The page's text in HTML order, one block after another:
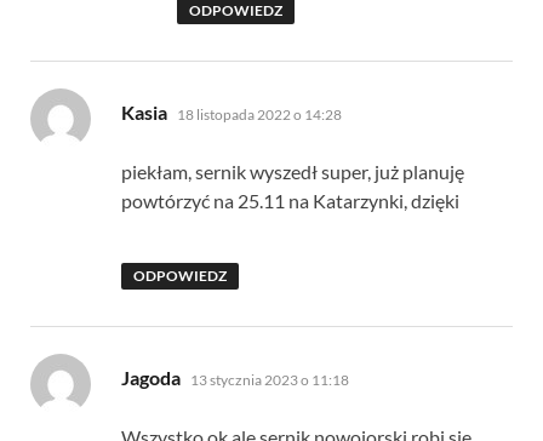
ODPOWIEDZ
Kasia pisze:
18 listopada 2022 o 14:28
piekłam, sernik wyszedł super, już planuję
powtórzyć na 25.11 na Katarzynki, dzięki
ODPOWIEDZ
Jagoda pisze:
13 stycznia 2023 o 11:18